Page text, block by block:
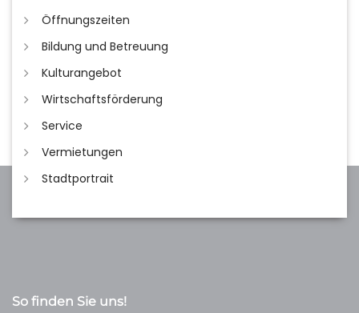
Öffnungszeiten
Bildung und Betreuung
Kulturangebot
Wirtschaftsförderung
Service
Vermietungen
Stadtportrait
So finden Sie uns!